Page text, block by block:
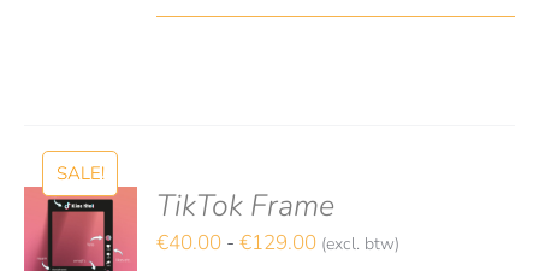
SALE!
TikTok Frame
€40.00 - €129.00Prijsklasse:
(excl. btw)